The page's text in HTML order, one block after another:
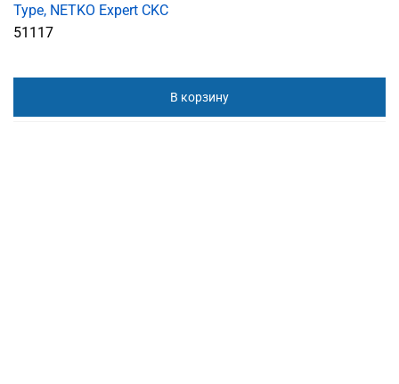
Type, NETKO Expert CKC
51117
В корзину